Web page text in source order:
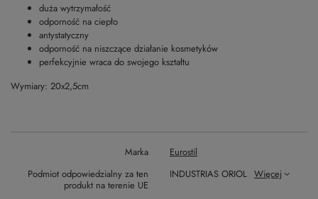
duża wytrzymałość
odporność na ciepło
antystatyczny
odporność na niszczące działanie kosmetyków
perfekcyjnie wraca do swojego kształtu
Wymiary: 20x2,5cm
Marka
Eurostil
Podmiot odpowiedzialny za ten
produkt na terenie UE
INDUSTRIAS ORIOL Więcej